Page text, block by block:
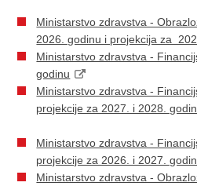
Ministarstvo zdravstva -
2026. godinu i projekcija za
Ministarstvo zdravstva -
godinu
Ministarstvo zdravstva -
projekcije za 2027. i 2028.
Ministarstvo zdravstva -
projekcije za 2026. i 2027.
Ministarstvo zdravstva -